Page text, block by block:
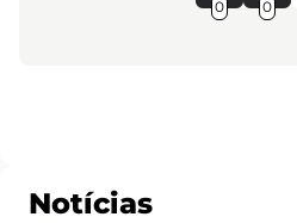
0 0
Notícias